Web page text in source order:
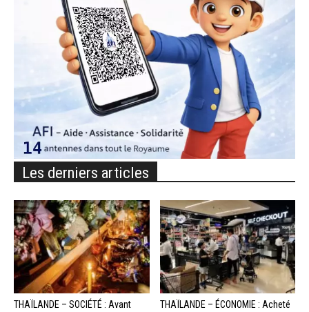
Les derniers articles
THAÏLANDE – SOCIÉTÉ : Avant
THAÏLANDE – ÉCONOMIE : Acheté